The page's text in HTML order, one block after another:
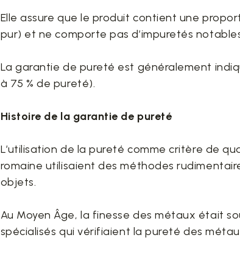
Elle assure que le produit contient une
pur) et ne comporte pas d’impuretés
La garantie de pureté est généralement
à 75 % de pureté).
Histoire de la garantie de pureté
L’utilisation de la pureté comme critère de
romaine utilisaient des méthodes
objets.
Au Moyen Âge, la finesse des métaux était
spécialisés qui vérifiaient la pureté des